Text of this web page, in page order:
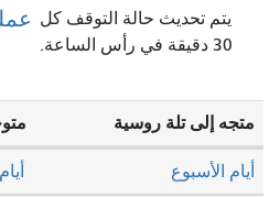
عمليات نقل
مؤقتة
متوجهون إلى المهمة
أيام الأسبوع